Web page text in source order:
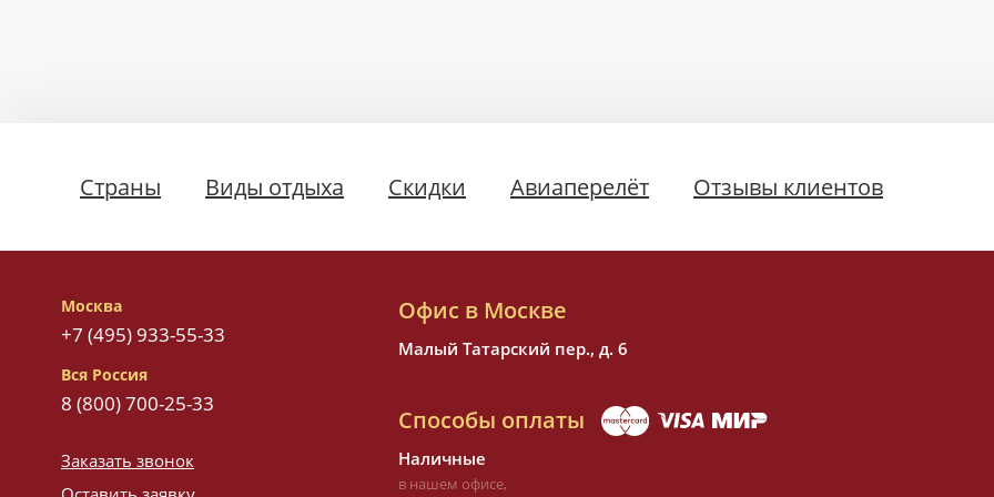
Страны Виды отдыха Скидки Авиаперелёт Отзывы клиентов
Москва
+7 (495) 933-55-33
Вся Россия
8 (800) 700-25-33
Заказать звонок
Офис в Москве
Малый Татарский пер., д. 6
Способы оплаты
Наличные
в нашем офисе,